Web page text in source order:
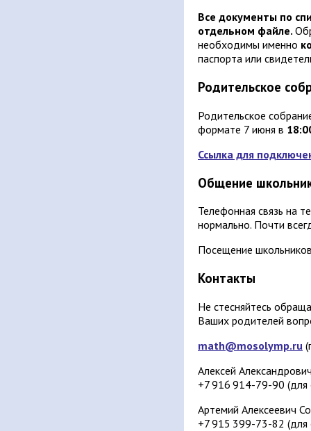
Все документы по
отдельном файле.
необходимы именно
паспорта или
Родительское
Родительское
формате 7 июня в
Ссылка для
Общение
Телефонная связь на
нормально. Почти
Посещение
Контакты
Не стесняйтесь
Ваших родителей
math@mosolymp.ru
Алексей
+7 916 914-79-90 (для
Артемий Алексеевич
+7 915 399-73-82 (для